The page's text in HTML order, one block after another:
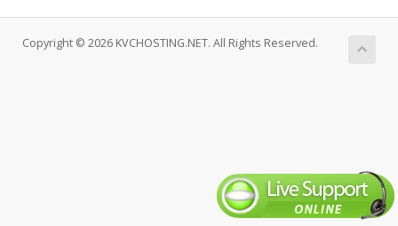
Copyright © 2026 KVCHOSTING.NET. All Rights Reserved.